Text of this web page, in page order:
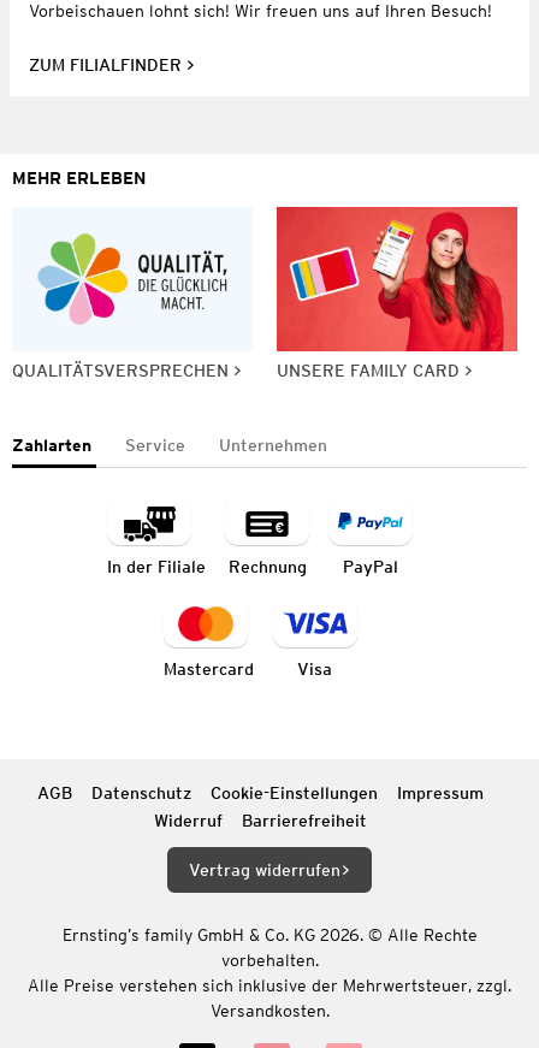
Vorbeischauen lohnt sich! Wir freuen uns auf Ihren Besuch!
ZUM FILIALFINDER
MEHR ERLEBEN
QUALITÄTSVERSPRECHEN UNSERE FAMILY CARD
Zahlarten Service Unternehmen
In der Filiale Rechnung PayPal
Mastercard Visa
AGB Datenschutz Cookie-Einstellungen
Impressum
Widerruf
Barrierefreiheit
Vertrag widerrufen
Ernsting’s family GmbH & Co. KG 2026. © Alle Rechte
vorbehalten.
Alle Preise verstehen sich inklusive der Mehrwertsteuer, zzgl.
Versandkosten.